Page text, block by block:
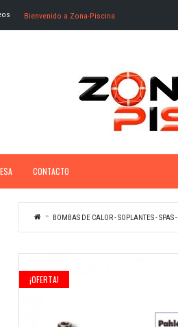
Bienvenido a Zona-Piscina
CONTACTO
BOMBAS DE CALOR - SOPLANTES - SPAS
¡OFERTA!